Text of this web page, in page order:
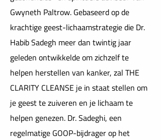
Gwyneth Paltrow. Gebaseerd op de
krachtige geest-lichaamstrategie die Dr.
Habib Sadegh meer dan twintig jaar
geleden ontwikkelde om zichzelf te
helpen herstellen van kanker, zal THE
CLARITY CLEANSE je in staat stellen om
je geest te zuiveren en je lichaam te
helpen genezen. Dr. Sadeghi, een
regelmatige GOOP-bijdrager op het